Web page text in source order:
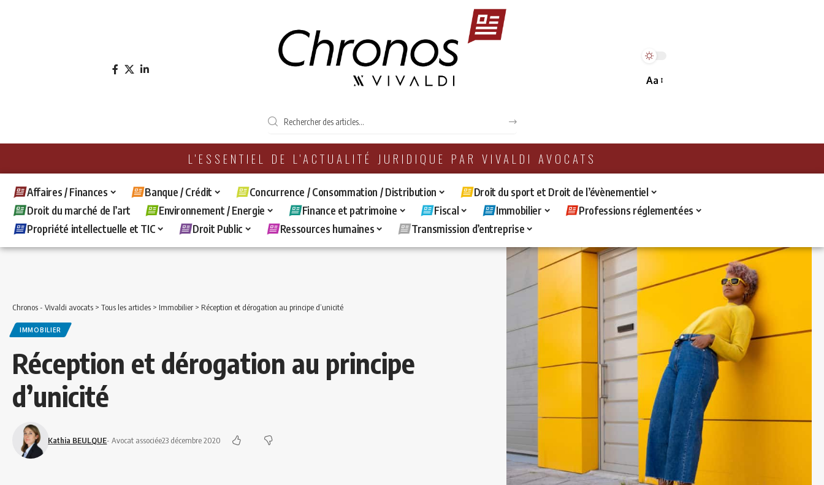
Aa
L'ESSENTIEL DE L'ACTUALITÉ JURIDIQUE PAR VIVALDI AVOCATS
Affaires / Finances Banque / Crédit Concurrence / Consommation / Distribution
Droit du sport et Droit de l’évènementiel
Droit du marché de l’art
Environnement / Energie Finance et patrimoine Fiscal Immobilier
Professions réglementées
Propriété intellectuelle et TIC
Droit Public Ressources humaines Transmission d’entreprise
Chronos - Vivaldi avocats > Tous les articles > Immobilier > Réception et dérogation au principe d’unicité
IMMOBILIER
Réception et dérogation au principe
d’unicité
Kathia BEULQUE- Avocat associée23 décembre 2020